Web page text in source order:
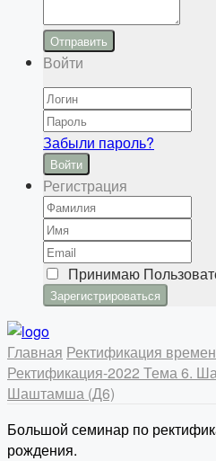
Отправить
Войти
Забыли пароль?
Войти
Регистрация
Принимаю
Главная Ректификация
Ректификация-2022 Тема 6.
Шаштамша (Д6)
Большой семинар по
рождения.